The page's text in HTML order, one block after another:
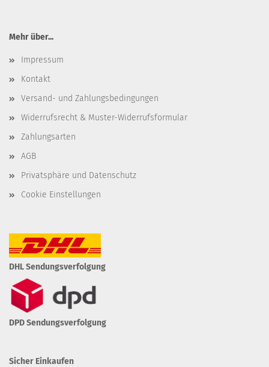
Mehr über...
Impressum
Kontakt
Versand- und Zahlungsbedingungen
Widerrufsrecht & Muster-Widerrufsformular
Zahlungsarten
AGB
Privatsphäre und Datenschutz
Cookie Einstellungen
DHL Sendungsverfolgung
DPD Sendungsverfolgung
Sicher Einkaufen